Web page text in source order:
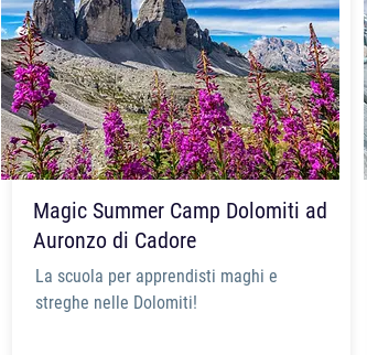
Magic Summer Camp Dolomiti ad
Auronzo di Cadore
La scuola per apprendisti maghi e
streghe nelle Dolomiti!